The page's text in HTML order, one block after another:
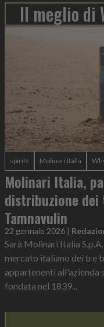
Il meglio di
spirits Molinari Italia
Molinari Italia,
distribuzione dei
Tamnavulin
22 gennaio 2026 |
Sarà Molinari Italia
mercato italiano dei tre
appartenenti all'azienda
fondata nel 1839...